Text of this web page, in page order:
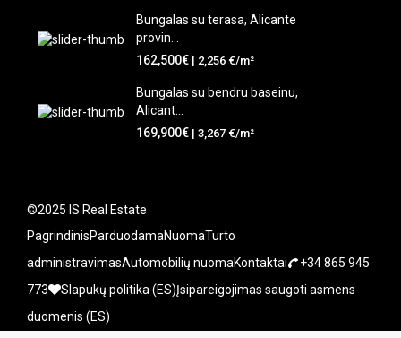
Bungalas su terasa, Alicante
provin...
162,500€ | 2,256 €/m²
Bungalas su bendru baseinu,
Alicant...
169,900€ | 3,267 €/m²
©2025 IS Real Estate
PagrindinisParduodamaNuomaTurto
administravimasAutomobilių nuomaKontaktai
+34 865 945
773
Slapukų politika (ES)Įsipareigojimas saugoti asmens
duomenis (ES)